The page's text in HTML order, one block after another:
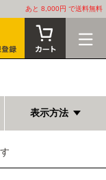
あと 8,000円 で送料無料
表示方法